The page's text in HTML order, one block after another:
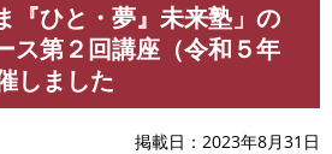
『ひと・夢』未来塾」の
ス第２回講座（令和５年
しました
掲載日 2023年8月31日